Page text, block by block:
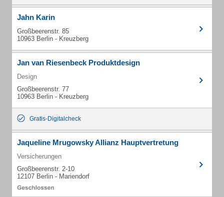
Jahn Karin
Großbeerenstr. 85
10963 Berlin - Kreuzberg
Jan van Riesenbeck Produktdesign
Design
Großbeerenstr. 77
10963 Berlin - Kreuzberg
Gratis-Digitalcheck
Jaqueline Mrugowsky Allianz Hauptvertretung
Versicherungen
Großbeerenstr. 2-10
12107 Berlin - Mariendorf